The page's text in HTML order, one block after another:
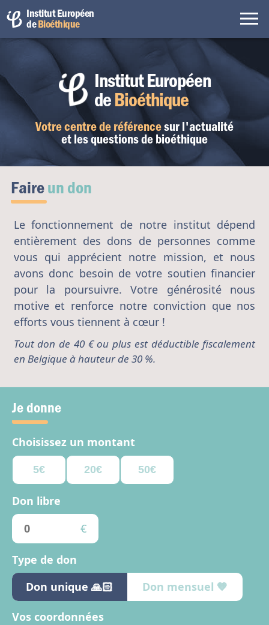
Institut Européen
deBioéthique
Votre centre de référencesur l'actualité
et les questions de bioéthique
Institut Européen
deBioéthique
Faireun don
Le fonctionnement de notre institut dépend
entièrement des dons de personnes comme
vous qui apprécient notre mission, et nous
avons donc besoin de votre soutien financier
pour la poursuivre. Votre générosité nous
motive et renforce notre conviction que nos
efforts vous tiennent à cœur !
Tout don de 40 € ou plus est déductible fiscalement
en Belgique à hauteur de 30 %.
Je donne
Choisissez un montant
5€ 20€ 50€
Don libre
€
Type de don
Don unique 🙏🏻
Don mensuel 🧡
Vos coordonnées